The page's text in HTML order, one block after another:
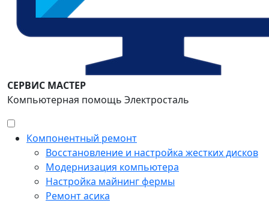
СЕРВИС МАСТЕР
Компьютерная помощь Электросталь
Компонентный ремонт
Восстановление и настройка жестких дисков
Модернизация компьютера
Настройка майнинг фермы
Ремонт асика